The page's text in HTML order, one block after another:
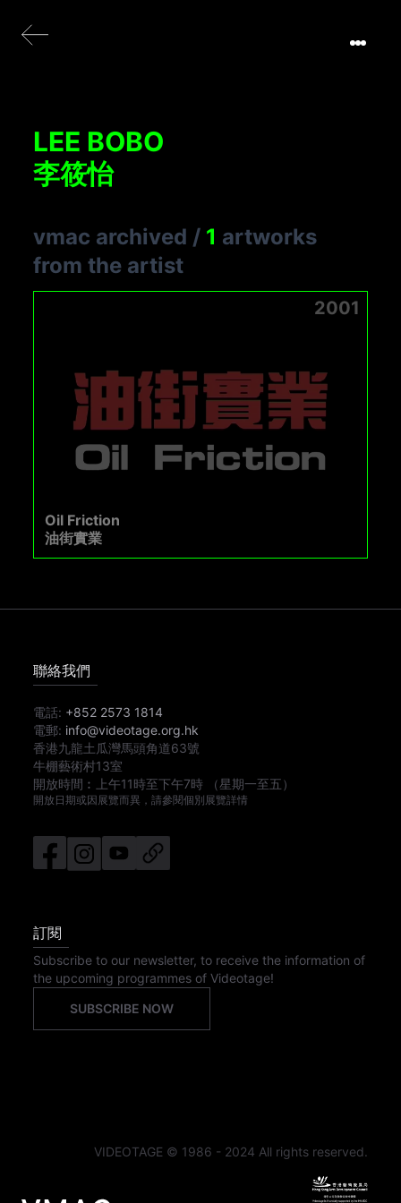
LEE BOBO
李筱怡
vmac archived / 1 artworks
from the artist
2001
Oil Friction
油街實業
聯絡我們
電話: +852 2573 1814
電郵: info@videotage.org.hk
香港九龍土瓜灣馬頭角道63號
牛棚藝術村13室
開放時間︰
上午11時至下午7時 （星期一至五）
開放日期或因展覽而異，請參閱個別展覽詳情
訂閱
Subscribe to our newsletter, to receive the information of
the upcoming programmes of Videotage!
SUBSCRIBE NOW
VIDEOTAGE © 1986 - 2024 All rights reserved.